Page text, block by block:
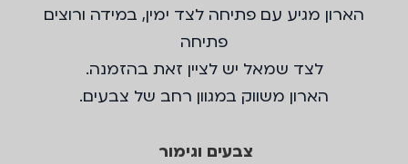
הארון מגיע עם פתיחה לצד ימין, במידה ורוצים
פתיחה
לצד שמאל יש לציין זאת בהזמנה.
הארון משווק במגוון רחב של צבעים.
צבעים וגימור